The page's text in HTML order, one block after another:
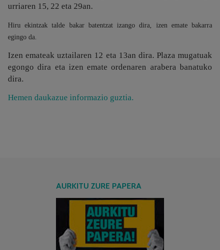
urriaren 15, 22 eta 29an.
Hiru ekintzak talde bakar batentzat izango dira, izen emate bakarra
egingo da.
Izen emateak uztailaren 12 eta 13an dira. Plaza mugatuak
egongo dira eta izen emate ordenaren arabera banatuko
dira.
Hemen daukazue informazio guztia.
AURKITU ZURE PAPERA